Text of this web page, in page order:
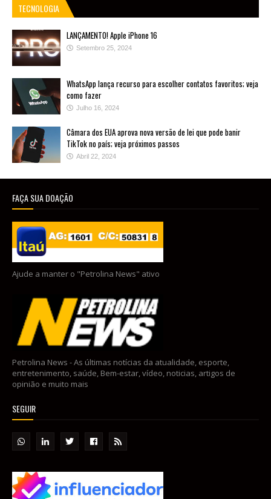
TECNOLOGIA
LANÇAMENTO! Apple iPhone 16
Setembro 25, 2024
WhatsApp lança recurso para escolher contatos favoritos; veja
como fazer
Julho 16, 2024
Câmara dos EUA aprova nova versão de lei que pode banir
TikTok no país; veja próximos passos
Abril 22, 2024
FAÇA SUA DOAÇÃO
Ajude a manter o "Petrolina News" ativo
Petrolina News - As últimas notícias da atualidade, esporte,
entretenimento, saúde, Bem-estar, vídeo, noticias, artigos de
opinião e muito mais
SEGUIR